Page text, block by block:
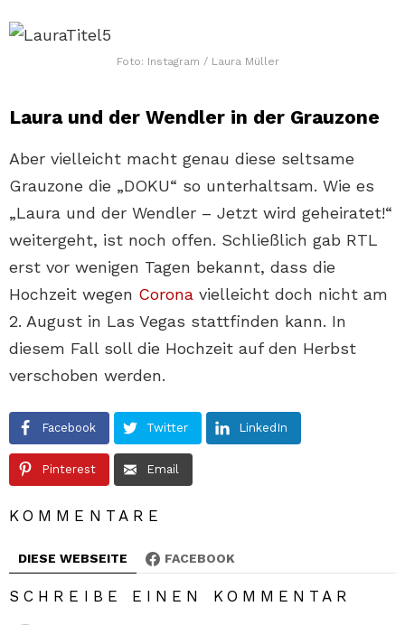
Foto: Instagram / Laura Müller
Laura und der Wendler in der Grauzone
Aber vielleicht macht genau diese seltsame
Grauzone die „DOKU“ so unterhaltsam. Wie es
„Laura und der Wendler – Jetzt wird geheiratet!“
weitergeht, ist noch offen. Schließlich gab RTL
erst vor wenigen Tagen bekannt, dass die
Hochzeit wegen Corona vielleicht doch nicht am
2. August in Las Vegas stattfinden kann. In
diesem Fall soll die Hochzeit auf den Herbst
verschoben werden.
Facebook Twitter LinkedIn
Pinterest Email
KOMMENTARE
DIESE WEBSEITE FACEBOOK
SCHREIBE EINEN KOMMENTAR